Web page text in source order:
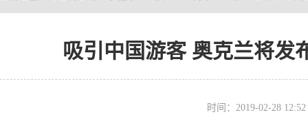
吸引中国游客 奥克兰将发
时间：2019-02-28